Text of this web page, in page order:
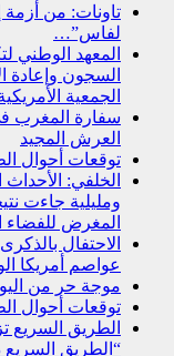
تاونات: من
لفاس”…
المعهد الوطني
السجون وإعادة
الجمعية
سفارة المغرب
العرش المجيد
توقعات أحوال
الخلفي:
ومليلية جاءت
المغرض للفضاء
الاحتفال
عواصم أمريكا
موجة حر من
توقعات أحوال
الطريق السريع
“الطريق السريع